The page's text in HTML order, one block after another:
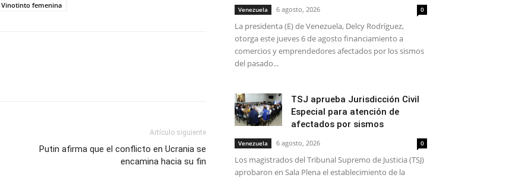
Vinotinto femenina
Artículo siguiente
Putin afirma que el conflicto en Ucrania se
encamina hacia su fin
Venezuela 6 agosto, 2026 0
La presidenta (E) de Venezuela, Delcy Rodríguez,
otorga este jueves 6 de agosto financiamiento a
comercios y emprendedores afectados por los sismos
del pasado...
TSJ aprueba Jurisdicción Civil
Especial para atención de
afectados por sismos
Venezuela 6 agosto, 2026 0
Los magistrados del Tribunal Supremo de Justicia (TSJ)
aprobaron en Sala Plena el establecimiento de la